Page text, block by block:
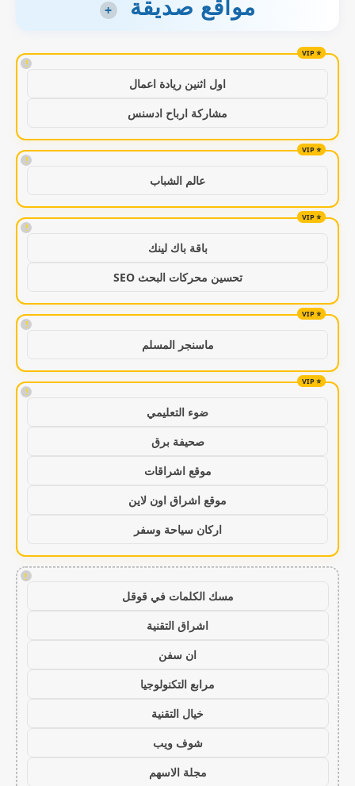
مواقع صديقة +
!
اول اثنين ريادة اعمال
مشاركة ارباح ادسنس
!
عالم الشباب
!
باقة باك لينك
تحسين محركات البحث SEO
!
ماسنجر المسلم
!
ضوء التعليمي
صحيفة برق
موقع اشراقات
موقع اشراق اون لاين
اركان سياحة وسفر
!
مسك الكلمات في قوقل
اشراق التقنية
ان سفن
مرابع التكنولوجيا
خيال التقنية
شوف ويب
مجلة الاسهم